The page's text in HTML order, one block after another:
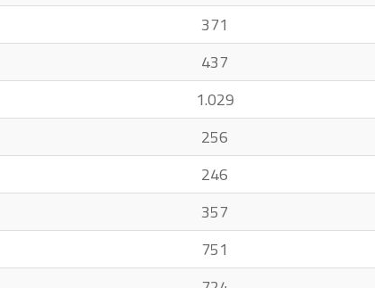
371
437
1.029
256
246
357
751